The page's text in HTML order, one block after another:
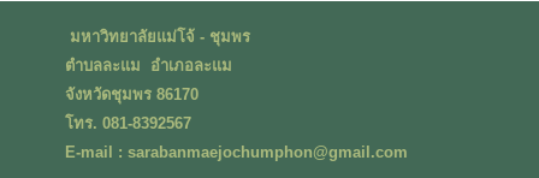
มหาวิทยาลัยแม่โจ้ - ชุมพร
ตำบลละแม อำเภอละแม
จังหวัดชุมพร 86170
โทร. 081-8392567
E-mail : sarabanmaejochumphon@gmail.com